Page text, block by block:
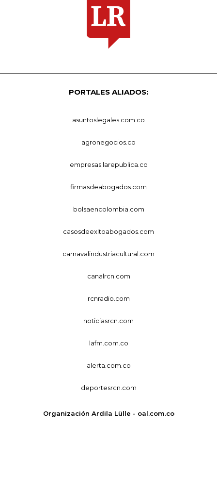
PORTALES ALIADOS:
asuntoslegales.com.co
agronegocios.co
empresas.larepublica.co
firmasdeabogados.com
bolsaencolombia.com
casosdeexitoabogados.com
carnavalindustriacultural.com
canalrcn.com
rcnradio.com
noticiasrcn.com
lafm.com.co
alerta.com.co
deportesrcn.com
Organización Ardila Lülle - oal.com.co